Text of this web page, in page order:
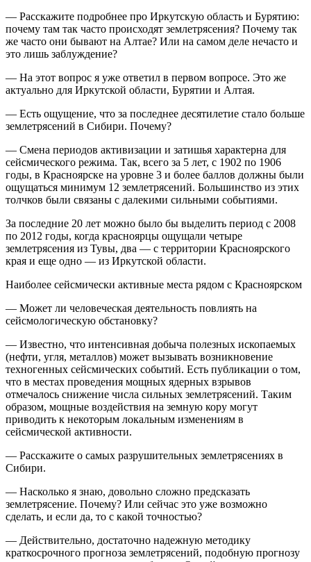
— Расскажите подробнее про Иркутскую область и Бурятию:
почему там так часто происходят землетрясения? Почему так
же часто они бывают на Алтае? Или на самом деле нечасто и
это лишь заблуждение?
— На этот вопрос я уже ответил в первом вопросе. Это же
актуально для Иркутской области, Бурятии и Алтая.
— Есть ощущение, что за последнее десятилетие стало больше
землетрясений в Сибири. Почему?
— Смена периодов активизации и затишья характерна для
сейсмического режима. Так, всего за 5 лет, с 1902 по 1906
годы, в Красноярске на уровне 3 и более баллов должны были
ощущаться минимум 12 землетрясений. Большинство из этих
толчков были связаны с далекими сильными событиями.
За последние 20 лет можно было бы выделить период с 2008
по 2012 годы, когда красноярцы ощущали четыре
землетрясения из Тувы, два — с территории Красноярского
края и еще одно — из Иркутской области.
Наиболее сейсмически активные места рядом с Красноярском
— Может ли человеческая деятельность повлиять на
сейсмологическую обстановку?
— Известно, что интенсивная добыча полезных ископаемых
(нефти, угля, металлов) может вызывать возникновение
техногенных сейсмических событий. Есть публикации о том,
что в местах проведения мощных ядерных взрывов
отмечалось снижение числа сильных землетрясений. Таким
образом, мощные воздействия на земную кору могут
приводить к некоторым локальным изменениям в
сейсмической активности.
— Расскажите о самых разрушительных землетрясениях в
Сибири.
— Насколько я знаю, довольно сложно предсказать
землетрясение. Почему? Или сейчас это уже возможно
сделать, и если да, то с какой точностью?
— Действительно, достаточно надежную методику
краткосрочного прогноза землетрясений, подобную прогнозу